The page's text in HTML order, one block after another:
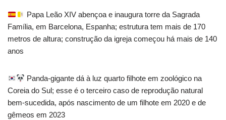
Papa Leão XIV abençoa e inaugura torre da Sagrada
Família, em Barcelona, Espanha; estrutura tem mais de 170
metros de altura; construção da igreja começou há mais de 140
anos
Panda-gigante dá à luz quarto filhote em zoológico na
Coreia do Sul; esse é o terceiro caso de reprodução natural
bem-sucedida, após nascimento de um filhote em 2020 e de
gêmeos em 2023